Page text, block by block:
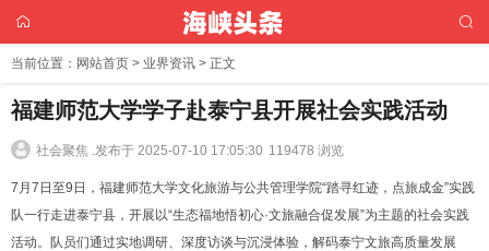
当前位置： 网站首页 > 业界资讯 > 正文
福建师范大学学子赴泰宁县开展社会实践活动
社会聚焦 .发布于 2025-07-10 17:05:30 119478 浏览
7月7日至9日，福建师范大学文化旅游与公共管理学院“踏寻红迹，点旅成金”实践
队一行走进泰宁县，开展以“生态福地悟初心·文旅融合促发展”为主题的社会实践
活动。队员们通过实地调研、深度访谈与沉浸体验，解码泰宁文旅高质量发展